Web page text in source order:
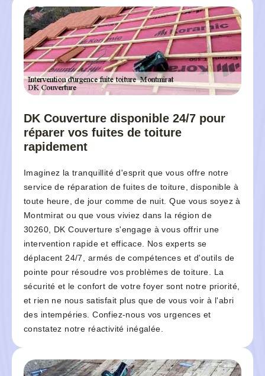
DK Couverture disponible 24/7 pour
réparer vos fuites de toiture
rapidement
Imaginez la tranquillité d'esprit que vous offre notre
service de réparation de fuites de toiture, disponible à
toute heure, de jour comme de nuit. Que vous soyez à
Montmirat ou que vous viviez dans la région de
30260, DK Couverture s'engage à vous offrir une
intervention rapide et efficace. Nos experts se
déplacent 24/7, armés de compétences et d'outils de
pointe pour résoudre vos problèmes de toiture. La
sécurité et le confort de votre foyer sont notre priorité,
et rien ne nous satisfait plus que de vous voir à l'abri
des intempéries. Confiez-nous vos urgences et
constatez notre réactivité inégalée.